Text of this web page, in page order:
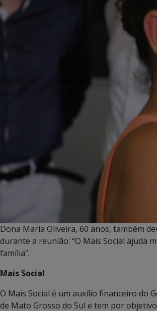
Dona Maria Oliveira, 60 anos, também
durante a reunião: “O Mais Social ajuda
família”.
Mais Social
O Mais Social é um auxílio financeiro do
de Mato Grosso do Sul e tem por